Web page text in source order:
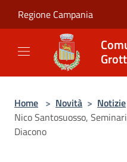
Regione Campania
Home > Novità > Notizie
Nico Santosuosso,
Diacono